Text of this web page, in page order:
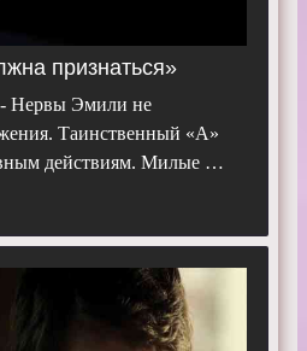
признаться»
- Нервы Эмили не
Таинственный «А»
действиям. Милые …